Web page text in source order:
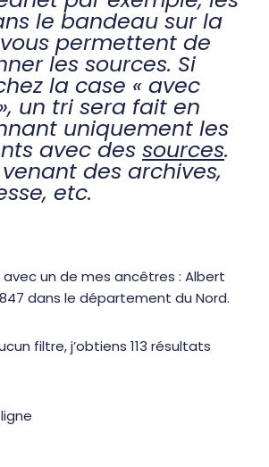
le bandeau sur la
permettent de
les sources. Si
la case « avec
un tri sera fait en
uniquement les
avec des sources.
des archives,
etc.
un de mes ancêtres : Albert
dans le département du Nord.
filtre, j’obtiens 113 résultats